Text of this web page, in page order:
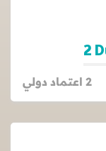
2
2 اعتماد دولي